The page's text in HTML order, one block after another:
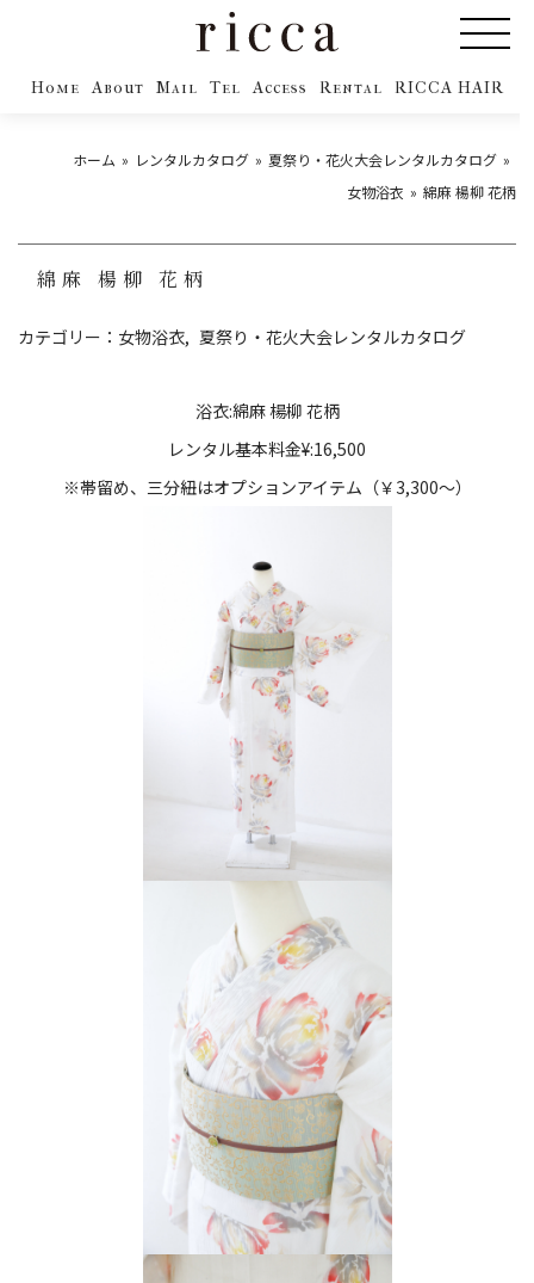
Home About Mail Tel Access Rental RICCA HAIR
ホーム レンタルカタログ
夏祭り・花火大会レンタルカタログ
女物浴衣
綿麻 楊柳 花柄
綿麻 楊柳 花柄
カテゴリー： 女物浴衣 夏祭り・花火大会レンタルカタログ
浴衣:綿麻 楊柳 花柄
レンタル基本料金¥:16,500
※帯留め、三分紐はオプションアイテム（￥3,300～）